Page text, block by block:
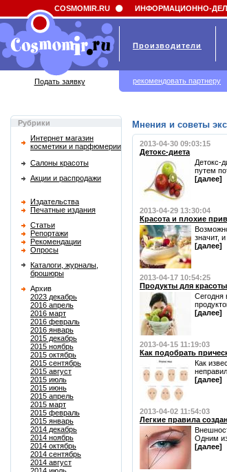
Field 'news_title' doesn't have a default value
Рубрики
Интернет магазин
косметики и парфюмерии
Салоны красоты
Акции и распродажи
Издательства
Печатные издания
Статьи
Репортажи
Рекомендации
Опросы
Каталоги, журналы,
брошюры
Архив
2023 декабрь
2016 апрель
2016 март
2016 февраль
2016 январь
2015 декабрь
2015 ноябрь
2015 октябрь
2015 сентябрь
2015 август
2015 июль
2015 июнь
2015 апрель
2015 март
2015 февраль
2015 январь
2014 декабрь
2014 ноябрь
2014 октябрь
2014 сентябрь
2014 август
Мнения и советы
2013-04-30 09:03:15
Детокс-диета
Детокс-
путем
[далее]
2013-04-29 13:30:04
Красота и плохие
значит,
[далее]
2013-04-17 10:54:25
Продукты для
Сегодня
[далее]
2013-04-15 11:19:03
Как подобрать
Как
[далее]
2013-04-02 11:54:03
Легкие правила
Одним из
[далее]
COSMOMIR.RU ИНФОРМАЦИОННО-
Производители
Подать заявку рекомендовать партнеру